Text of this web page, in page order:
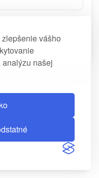
vášho
našej